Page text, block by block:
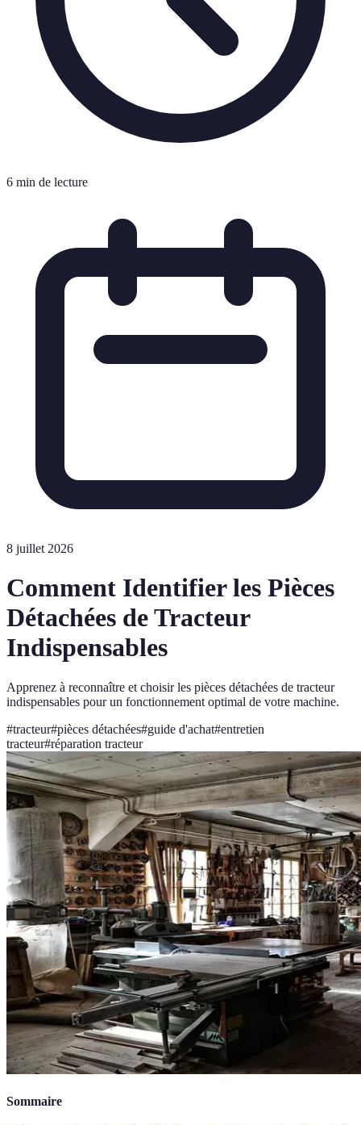
6 min de lecture
8 juillet 2026
Comment Identifier les Pièces
Détachées de Tracteur
Indispensables
Apprenez à reconnaître et choisir les pièces détachées de tracteur
indispensables pour un fonctionnement optimal de votre machine.
#tracteur#pièces détachées#guide d'achat#entretien
tracteur#réparation tracteur
Sommaire